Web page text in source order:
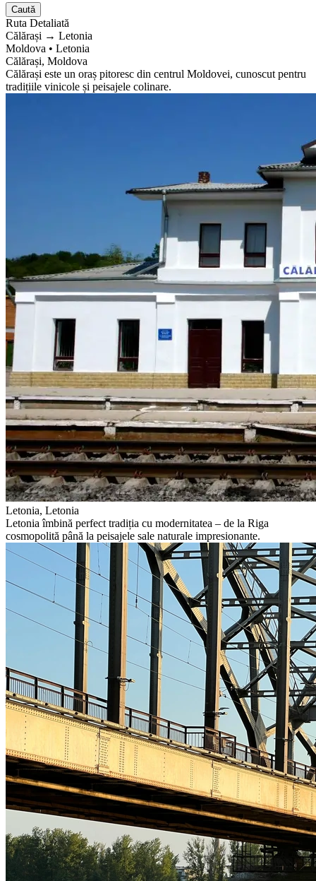
Caută
Ruta Detaliată
Călărași → Letonia
Moldova • Letonia
Călărași, Moldova
Călărași este un oraș pitoresc din centrul Moldovei, cunoscut pentru
tradițiile vinicole și peisajele colinare.
Letonia, Letonia
Letonia îmbină perfect tradiția cu modernitatea – de la Riga
cosmopolită până la peisajele sale naturale impresionante.